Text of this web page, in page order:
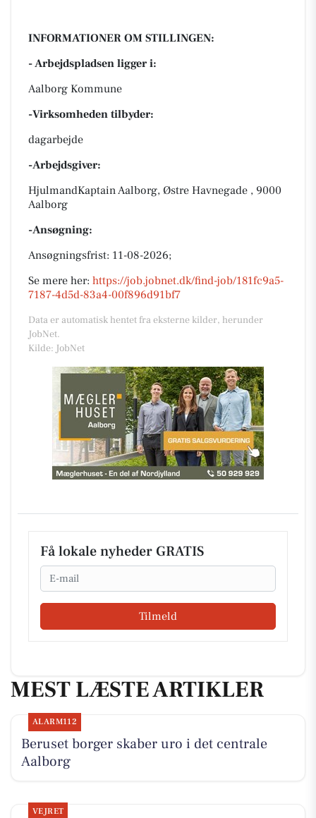
INFORMATIONER OM STILLINGEN:
- Arbejdspladsen ligger i:
Aalborg Kommune
-Virksomheden tilbyder:
dagarbejde
-Arbejdsgiver:
HjulmandKaptain Aalborg, Østre Havnegade , 9000
Aalborg
-Ansøgning:
Ansøgningsfrist: 11-08-2026;
Se mere her: https://job.jobnet.dk/find-job/181fc9a5-
7187-4d5d-83a4-00f896d91bf7
Data er automatisk hentet fra eksterne kilder, herunder
JobNet.
Kilde: JobNet
Få lokale nyheder GRATIS
Email
Tilmeld
MEST LÆSTE ARTIKLER
ALARM112
Beruset borger skaber uro i det centrale
Aalborg
VEJRET